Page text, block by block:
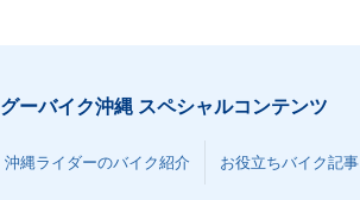
グーバイク沖縄 スペシャルコンテンツ
沖縄ライダーのバイク紹介 お役立ちバイク記事